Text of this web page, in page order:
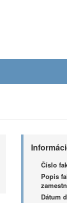
Číslo
Popis
Dátum